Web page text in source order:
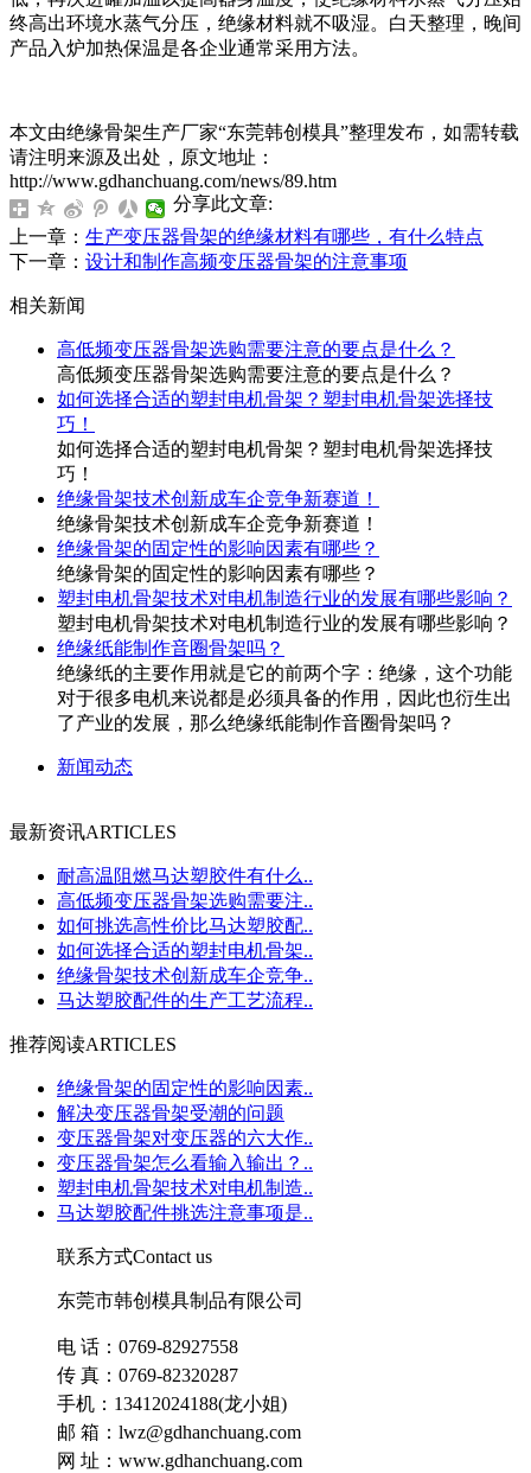
终高出环境水蒸气分压，绝缘材料就不吸湿。白天整理，晚间
产品入炉加热保温是各企业通常采用方法。
本文由绝缘骨架生产厂家“东莞韩创模具”整理发布，如需转载
请注明来源及出处，原文地址：
http://www.gdhanchuang.com/news/89.htm
分享此文章:
上一章： 生产变压器骨架的绝缘材料有哪些，有什么特点
下一章： 设计和制作高频变压器骨架的注意事项
相关新闻
高低频变压器骨架选购需要注意的要点是什么？
高低频变压器骨架选购需要注意的要点是什么？
如何选择合适的塑封电机骨架？塑封电机骨架选择技
巧！
如何选择合适的塑封电机骨架？塑封电机骨架选择技
巧！
绝缘骨架技术创新成车企竞争新赛道！
绝缘骨架技术创新成车企竞争新赛道！
绝缘骨架的固定性的影响因素有哪些？
绝缘骨架的固定性的影响因素有哪些？
塑封电机骨架技术对电机制造行业的发展有哪些影响？
塑封电机骨架技术对电机制造行业的发展有哪些影响？
绝缘纸能制作音圈骨架吗？
绝缘纸的主要作用就是它的前两个字：绝缘，这个功能
对于很多电机来说都是必须具备的作用，因此也衍生出
了产业的发展，那么绝缘纸能制作音圈骨架吗？
新闻动态
最新资讯ARTICLES
耐高温阻燃马达塑胶件有什么..
高低频变压器骨架选购需要注..
如何挑选高性价比马达塑胶配..
如何选择合适的塑封电机骨架..
绝缘骨架技术创新成车企竞争..
马达塑胶配件的生产工艺流程..
推荐阅读ARTICLES
绝缘骨架的固定性的影响因素..
解决变压器骨架受潮的问题
变压器骨架对变压器的六大作..
变压器骨架怎么看输入输出？..
塑封电机骨架技术对电机制造..
马达塑胶配件挑选注意事项是..
联系方式Contact us
东莞市韩创模具制品有限公司
电 话：0769-82927558
传 真：0769-82320287
手机：13412024188(龙小姐)
邮 箱：lwz@gdhanchuang.com
网 址：www.gdhanchuang.com